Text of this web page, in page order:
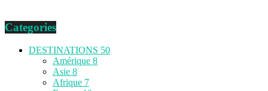
Categories
DESTINATIONS 50
Amérique 8
Asie 8
Afrique 7